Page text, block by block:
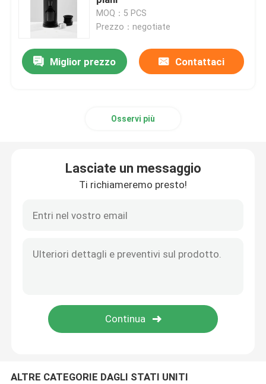
Macinacaffè di Doserless
macinacaffè commerciale
Caffè espresso Bean Grinder
Macinacaffè all'aperto
Macinacaffè della mano
frother automatico del latte
MOQ：5 PCS
Prezzo：negotiate
Miglior prezzo Contattaci
Osservi più
Lasciate un messaggio
Ti richiameremo presto!
ALTRE CATEGORIE DAGLI STATI UNITI